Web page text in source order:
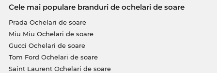
Cele mai populare branduri de ochelari de soare
Prada Ochelari de soare
Miu Miu Ochelari de soare
Gucci Ochelari de soare
Tom Ford Ochelari de soare
Saint Laurent Ochelari de soare